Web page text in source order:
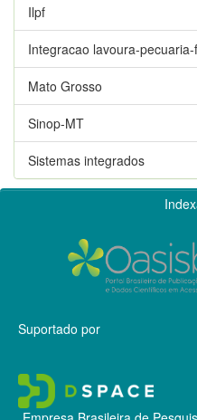
Ilpf
Integracao lavoura-
Mato Grosso
Sinop-MT
Sistemas integrados
Suportado por